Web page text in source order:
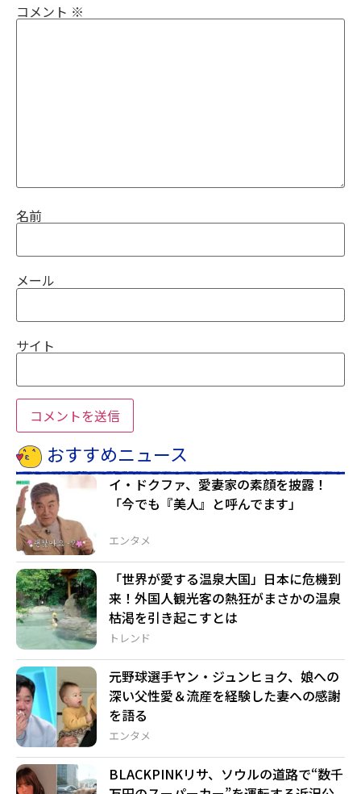
コメント ※
名前
メール
サイト
おすすめニュース
エンタメ
イ・ドクファ、愛妻家の素顔を披露！
「今でも『美人』と呼んでます」
トレンド
「世界が愛する温泉大国」日本に危機到
来！外国人観光客の熱狂がまさかの温泉
枯渇を引き起こすとは
エンタメ
元野球選手ヤン・ジュンヒョク、娘への
深い父性愛＆流産を経験した妻への感謝
を語る
BLACKPINKリサ、ソウルの道路で“数千